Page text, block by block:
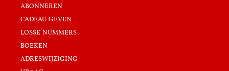
abonneren
cadeau geven
losse nummers
boeken
adreswijziging